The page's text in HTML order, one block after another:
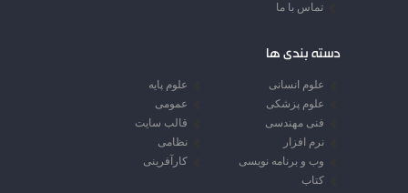
تماس با ما
دسته بندی ها
علوم انسانی
علوم پایه
علوم پزشکی
عمومی
فنی مهندسی
قالب سایت
نرم افزار
نظامی
وب و برنامه نویسی
کارآفرینی
کتاب